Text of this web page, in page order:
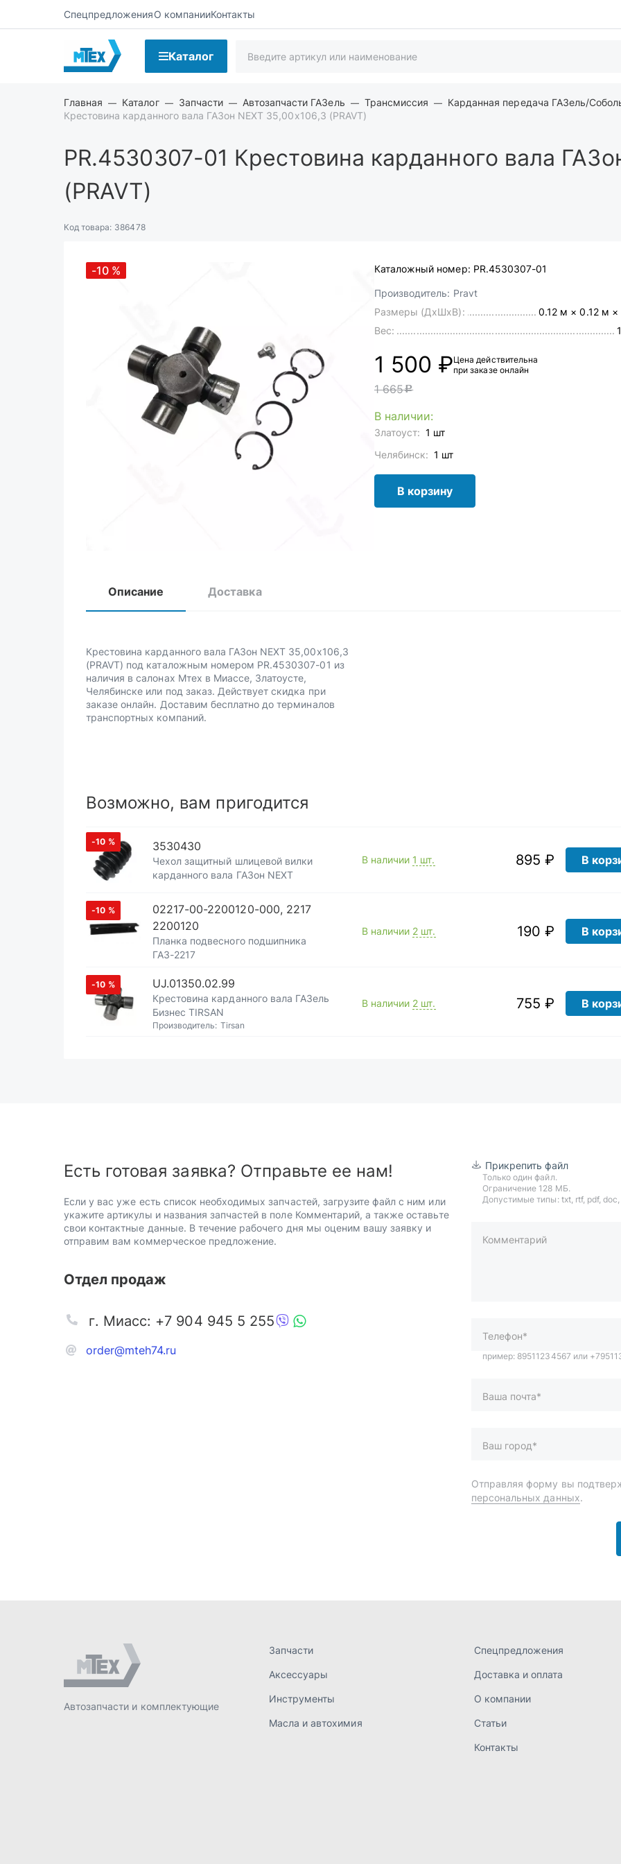
СпецпредложенияО компанииКонтакты
Каталог
Главная Каталог Запчасти Автозапчасти ГАЗель Трансмиссия
Карданная передача ГАЗель/
Крестовина карданного вала ГАЗон NEXT 35,00х106,3 (PRAVT)
PR.4530307-01 Крестовина карданного вала
(PRAVT)
Код товара: 386478
-10 % Каталожный номер: PR.4530307-01
Производитель: Pravt
Размеры (ДхШхВ):
0.12 м × 0.12 м
Вес:
1 500 ₽Цена действительна
при заказе онлайн
1 665c
В наличии:
Златоуст: 1 шт
Челябинск: 1 шт
В корзину
Описание Доставка
Крестовина карданного вала ГАЗон NEXT 35,00х106,3
(PRAVT) под каталожным номером PR.4530307-01 из
наличия в салонах Мтех в Миассе, Златоусте,
Челябинске или под заказ. Действует скидка при
заказе онлайн. Доставим бесплатно до терминалов
транспортных компаний.
Возможно, вам пригодится
-10 % 3530430
Чехол защитный шлицевой вилки
карданного вала ГАЗон NEXT
В наличии 1 шт. 895 ₽ В
-10 %
02217-00-2200120-000, 2217
2200120
Планка подвесного подшипника
ГАЗ-2217
В наличии 2 шт. 190 ₽ В
-10 % UJ.01350.02.99
Крестовина карданного вала ГАЗель
Бизнес TIRSAN
Производитель: Tirsan
В наличии 2 шт. 755 ₽ В
Есть готовая заявка? Отправьте ее нам!
Если у вас уже есть список необходимых запчастей, загрузите файл с ним или
укажите артикулы и названия запчастей в поле Комментарий, а также оставьте
свои контактные данные. В течение рабочего дня мы оценим вашу заявку и
отправим вам коммерческое предложение.
Отдел продаж
order@mteh74.ru
г. Миасс: +7 904 945 5 255
Прикрепить файл
Только один файл.
Ограничение 128 МБ.
Допустимые типы: txt, rtf, pdf,
Комментарий
пример: 89511234567 или
Доставка и оплата